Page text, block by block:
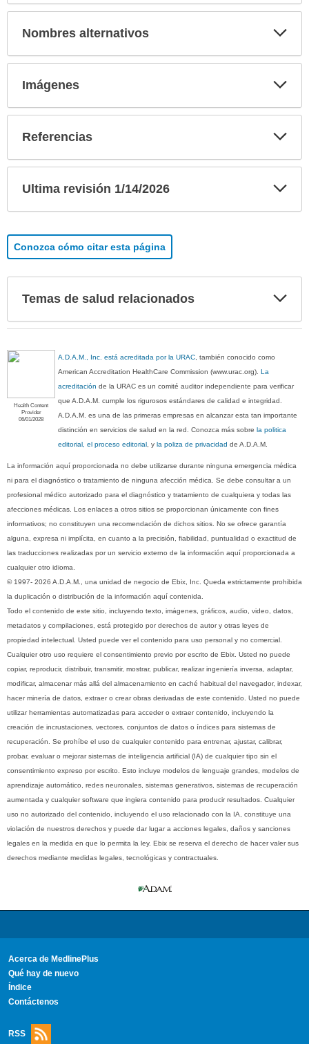
Nombres alternativos
Imágenes
Referencias
Ultima revisión 1/14/2026
Conozca cómo citar esta página
Temas de salud relacionados
Health Content
Provider
06/01/2028
A.D.A.M., Inc. está acreditada por la URAC , también conocido como
American Accreditation HealthCare Commission (www.urac.org).La
acreditación de la URAC es un comité auditor independiente para verificar
que A.D.A.M. cumple los rigurosos estándares de calidad e integridad.
A.D.A.M. es una de las primeras empresas en alcanzar esta tan importante
distinción en servicios de salud en la red. Conozca más sobrela politica
editorial, el proceso editorial , yla poliza de privacidad de A.D.A.M.
La información aquí proporcionada no debe utilizarse durante ninguna emergencia médica
ni para el diagnóstico o tratamiento de ninguna afección médica. Se debe consultar a un
profesional médico autorizado para el diagnóstico y tratamiento de cualquiera y todas las
afecciones médicas. Los enlaces a otros sitios se proporcionan únicamente con fines
informativos; no constituyen una recomendación de dichos sitios. No se ofrece garantía
alguna, expresa ni implícita, en cuanto a la precisión, fiabilidad, puntualidad o exactitud de
las traducciones realizadas por un servicio externo de la información aquí proporcionada a
cualquier otro idioma.
© 1997- 2026 A.D.A.M., una unidad de negocio de Ebix, Inc. Queda estrictamente prohibida
la duplicación o distribución de la información aquí contenida.
Todo el contenido de este sitio, incluyendo texto, imágenes, gráficos, audio, video, datos,
metadatos y compilaciones, está protegido por derechos de autor y otras leyes de
propiedad intelectual. Usted puede ver el contenido para uso personal y no comercial.
Cualquier otro uso requiere el consentimiento previo por escrito de Ebix. Usted no puede
copiar, reproducir, distribuir, transmitir, mostrar, publicar, realizar ingeniería inversa, adaptar,
modificar, almacenar más allá del almacenamiento en caché habitual del navegador, indexar,
hacer minería de datos, extraer o crear obras derivadas de este contenido. Usted no puede
utilizar herramientas automatizadas para acceder o extraer contenido, incluyendo la
creación de incrustaciones, vectores, conjuntos de datos o índices para sistemas de
recuperación. Se prohíbe el uso de cualquier contenido para entrenar, ajustar, calibrar,
probar, evaluar o mejorar sistemas de inteligencia artificial (IA) de cualquier tipo sin el
consentimiento expreso por escrito. Esto incluye modelos de lenguaje grandes, modelos de
aprendizaje automático, redes neuronales, sistemas generativos, sistemas de recuperación
aumentada y cualquier software que ingiera contenido para producir resultados. Cualquier
uso no autorizado del contenido, incluyendo el uso relacionado con la IA, constituye una
violación de nuestros derechos y puede dar lugar a acciones legales, daños y sanciones
legales en la medida en que lo permita la ley. Ebix se reserva el derecho de hacer valer sus
derechos mediante medidas legales, tecnológicas y contractuales.
Acerca de MedlinePlus
Qué hay de nuevo
Índice
Contáctenos
RSS